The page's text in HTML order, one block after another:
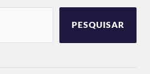
PESQUISAR